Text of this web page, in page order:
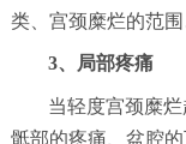
类、宫颈糜烂的范
3、局部疼痛
当轻度宫颈糜
骶部的疼痛、盆腔